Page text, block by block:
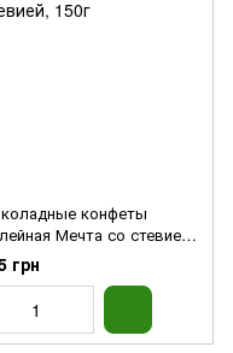
конфеты
Мечта со стевией,
грн